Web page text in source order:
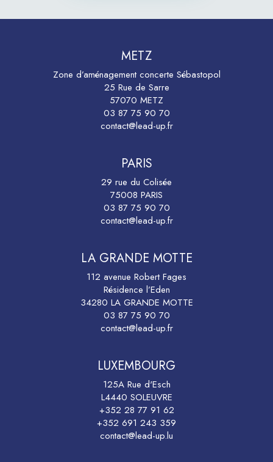
METZ
Zone d’aménagement concerte Sébastopol
25 Rue de Sarre
57070 METZ
03 87 75 90 70
contact@lead-up.fr
PARIS
29 rue du Colisée
75008 PARIS
03 87 75 90 70
contact@lead-up.fr
LA GRANDE MOTTE
112 avenue Robert Fages
Résidence l’Eden
34280 LA GRANDE MOTTE
03 87 75 90 70
contact@lead-up.fr
LUXEMBOURG
125A Rue d'Esch
L4440 SOLEUVRE
+352 28 77 91 62
+352 691 243 359
contact@lead-up.lu